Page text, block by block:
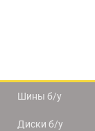
Шины б/у
Диски б/у